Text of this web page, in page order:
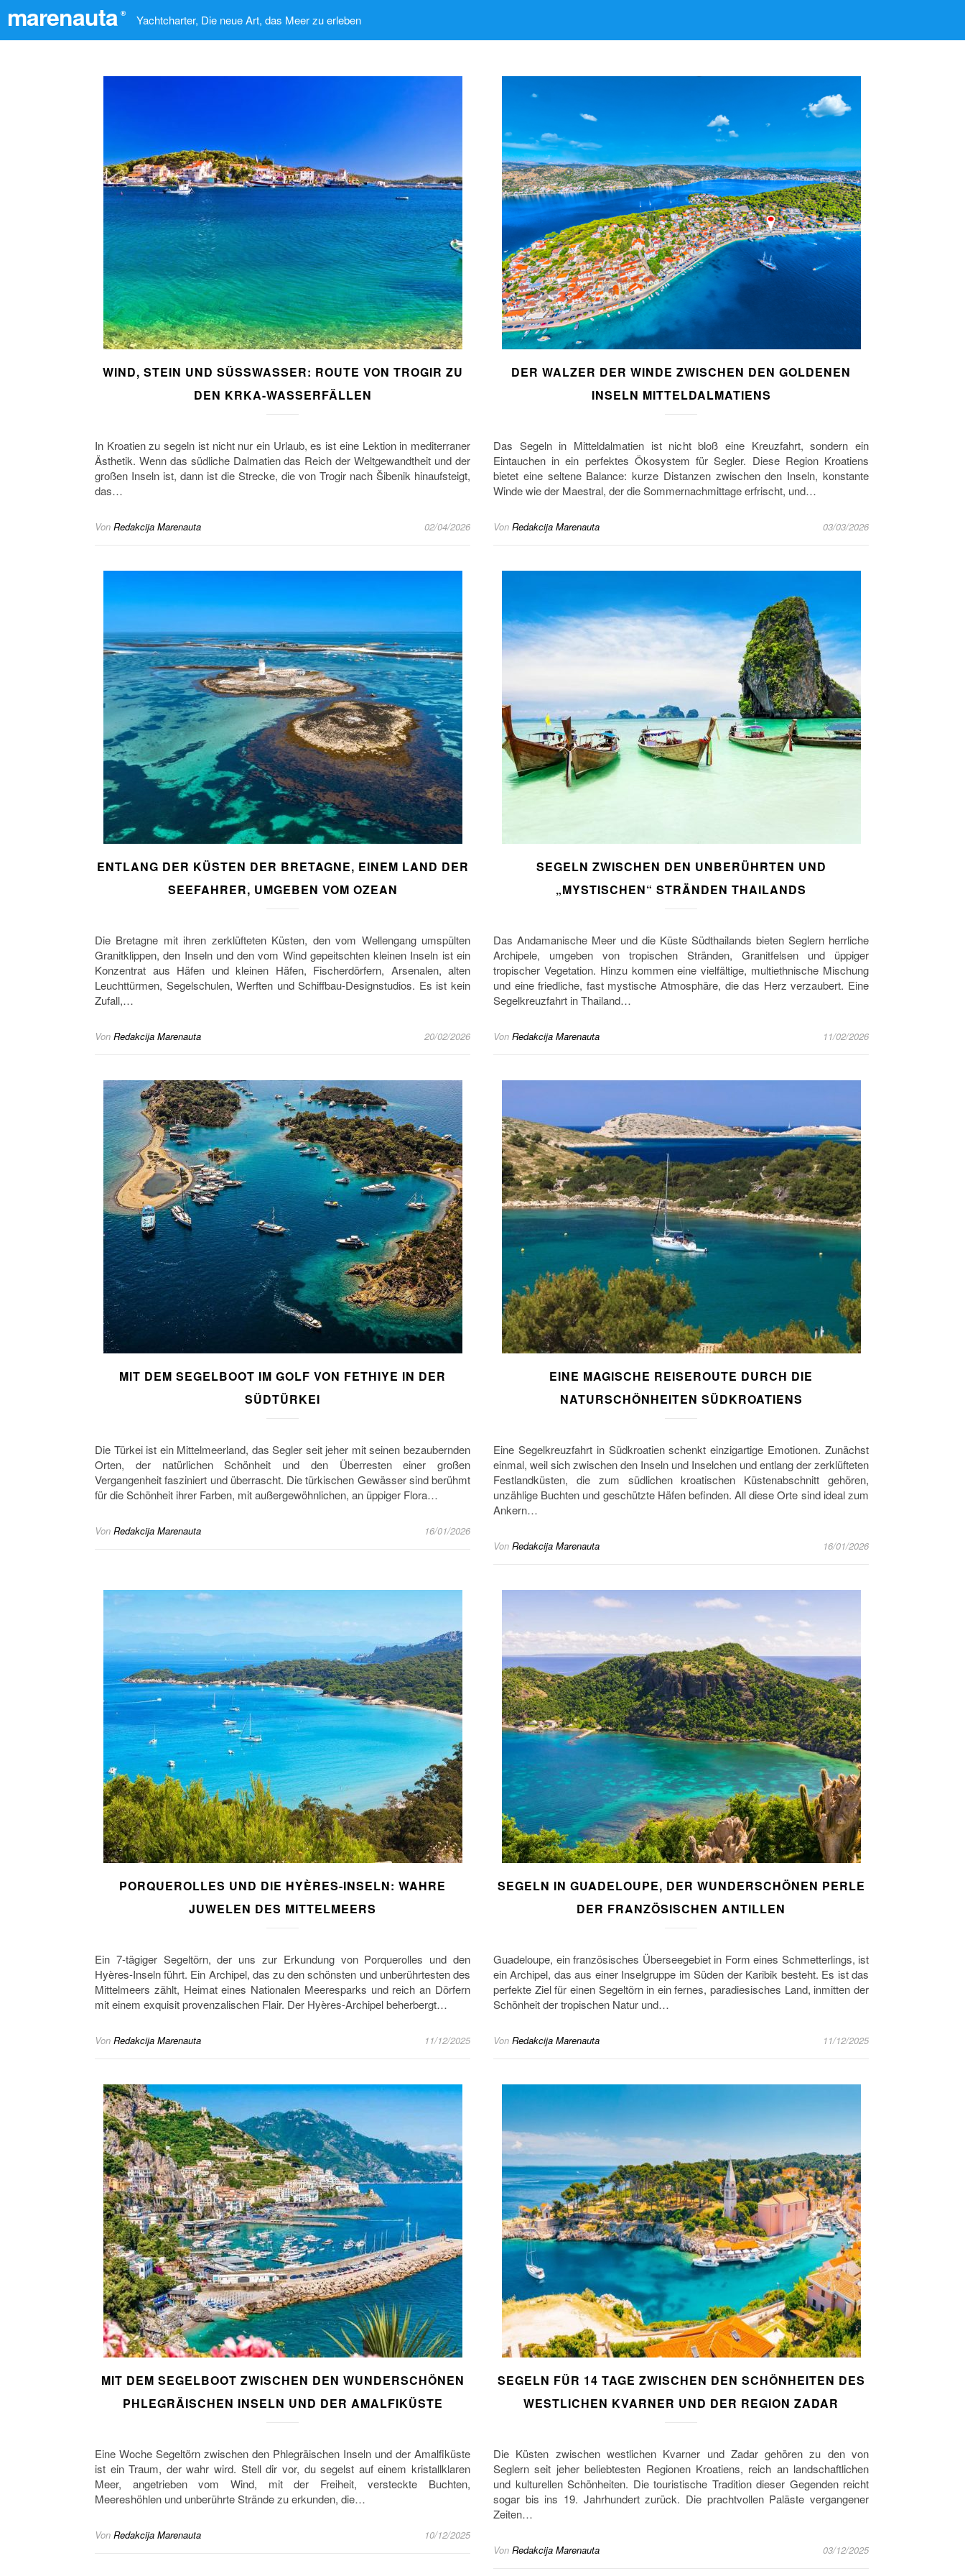
marenauta ® Yachtcharter, Die neue Art, das Meer zu erleben
WIND, STEIN UND SÜSSWASSER: ROUTE VON TROGIR ZU D
EN KRKA-WASSERFÄLLEN
In Kroatien zu segeln ist nicht nur ein Urlaub, es ist eine Lektion in mediterraner
Ästhetik. Wenn das südliche Dalmatien das Reich der Weltgewandtheit und der
großen Inseln ist, dann ist die Strecke, die von Trogir nach Šibenik hinaufsteigt,
das…
Von Redakcija Marenauta 02/04/2026
DER WALZER DER WINDE ZWISCHEN DEN GOLDENEN
INSELN MITTELDALMATIENS
Das Segeln in Mitteldalmatien ist nicht bloß eine Kreuzfahrt, sondern ein
Eintauchen in ein perfektes Ökosystem für Segler. Diese Region Kroatiens
bietet eine seltene Balance: kurze Distanzen zwischen den Inseln, konstante
Winde wie der Maestral, der die Sommernachmittage erfrischt, und…
Von Redakcija Marenauta 03/03/2026
ENTLANG DER KÜSTEN DER BRETAGNE, EINEM LAND DER
SEEFAHRER, UMGEBEN VOM OZEAN
Die Bretagne mit ihren zerklüfteten Küsten, den vom Wellengang umspülten
Granitklippen, den Inseln und den vom Wind gepeitschten kleinen Inseln ist ein
Konzentrat aus Häfen und kleinen Häfen, Fischerdörfern, Arsenalen, alten
Leuchttürmen, Segelschulen, Werften und Schiffbau-Designstudios. Es ist kein
Zufall,…
Von Redakcija Marenauta 20/02/2026
SEGELN ZWISCHEN DEN UNBERÜHRTEN UND
„MYSTISCHEN“ STRÄNDEN THAILANDS
Das Andamanische Meer und die Küste Südthailands bieten Seglern herrliche
Archipele, umgeben von tropischen Stränden, Granitfelsen und üppiger
tropischer Vegetation. Hinzu kommen eine vielfältige, multiethnische Mischung
und eine friedliche, fast mystische Atmosphäre, die das Herz verzaubert. Eine
Segelkreuzfahrt in Thailand…
Von Redakcija Marenauta 11/02/2026
MIT DEM SEGELBOOT IM GOLF VON FETHIYE IN DER
SÜDTÜRKEI
Die Türkei ist ein Mittelmeerland, das Segler seit jeher mit seinen bezaubernden
Orten, der natürlichen Schönheit und den Überresten einer großen
Vergangenheit fasziniert und überrascht. Die türkischen Gewässer sind berühmt
für die Schönheit ihrer Farben, mit außergewöhnlichen, an üppiger Flora…
Von Redakcija Marenauta 16/01/2026
EINE MAGISCHE REISEROUTE DURCH DIE
NATURSCHÖNHEITEN SÜDKROATIENS
Eine Segelkreuzfahrt in Südkroatien schenkt einzigartige Emotionen. Zunächst
einmal, weil sich zwischen den Inseln und Inselchen und entlang der zerklüfteten
Festlandküsten, die zum südlichen kroatischen Küstenabschnitt gehören,
unzählige Buchten und geschützte Häfen befinden. All diese Orte sind ideal zum
Ankern…
Von Redakcija Marenauta 16/01/2026
PORQUEROLLES UND DIE HYÈRES-INSELN: WAHRE
JUWELEN DES MITTELMEERS
Ein 7-tägiger Segeltörn, der uns zur Erkundung von Porquerolles und den
Hyères-Inseln führt. Ein Archipel, das zu den schönsten und unberührtesten des
Mittelmeers zählt, Heimat eines Nationalen Meeresparks und reich an Dörfern
mit einem exquisit provenzalischen Flair. Der Hyères-Archipel beherbergt…
Von Redakcija Marenauta 11/12/2025
SEGELN IN GUADELOUPE, DER WUNDERSCHÖNEN PERLE
DER FRANZÖSISCHEN ANTILLEN
Guadeloupe, ein französisches Überseegebiet in Form eines Schmetterlings, ist
ein Archipel, das aus einer Inselgruppe im Süden der Karibik besteht. Es ist das
perfekte Ziel für einen Segeltörn in ein fernes, paradiesisches Land, inmitten der
Schönheit der tropischen Natur und…
Von Redakcija Marenauta 11/12/2025
MIT DEM SEGELBOOT ZWISCHEN DEN WUNDERSCHÖNEN
PHLEGRÄISCHEN INSELN UND DER AMALFIKÜSTE
Eine Woche Segeltörn zwischen den Phlegräischen Inseln und der Amalfiküste
ist ein Traum, der wahr wird. Stell dir vor, du segelst auf einem kristallklaren
Meer, angetrieben vom Wind, mit der Freiheit, versteckte Buchten,
Meereshöhlen und unberührte Strände zu erkunden, die…
Von Redakcija Marenauta 10/12/2025
SEGELN FÜR 14 TAGE ZWISCHEN DEN SCHÖNHEITEN DES
WESTLICHEN KVARNER UND DER REGION ZADAR
Die Küsten zwischen westlichen Kvarner und Zadar gehören zu den von
Seglern seit jeher beliebtesten Regionen Kroatiens, reich an landschaftlichen
und kulturellen Schönheiten. Die touristische Tradition dieser Gegenden reicht
sogar bis ins 19. Jahrhundert zurück. Die prachtvollen Paläste vergangener
Zeiten…
Von Redakcija Marenauta 03/12/2025